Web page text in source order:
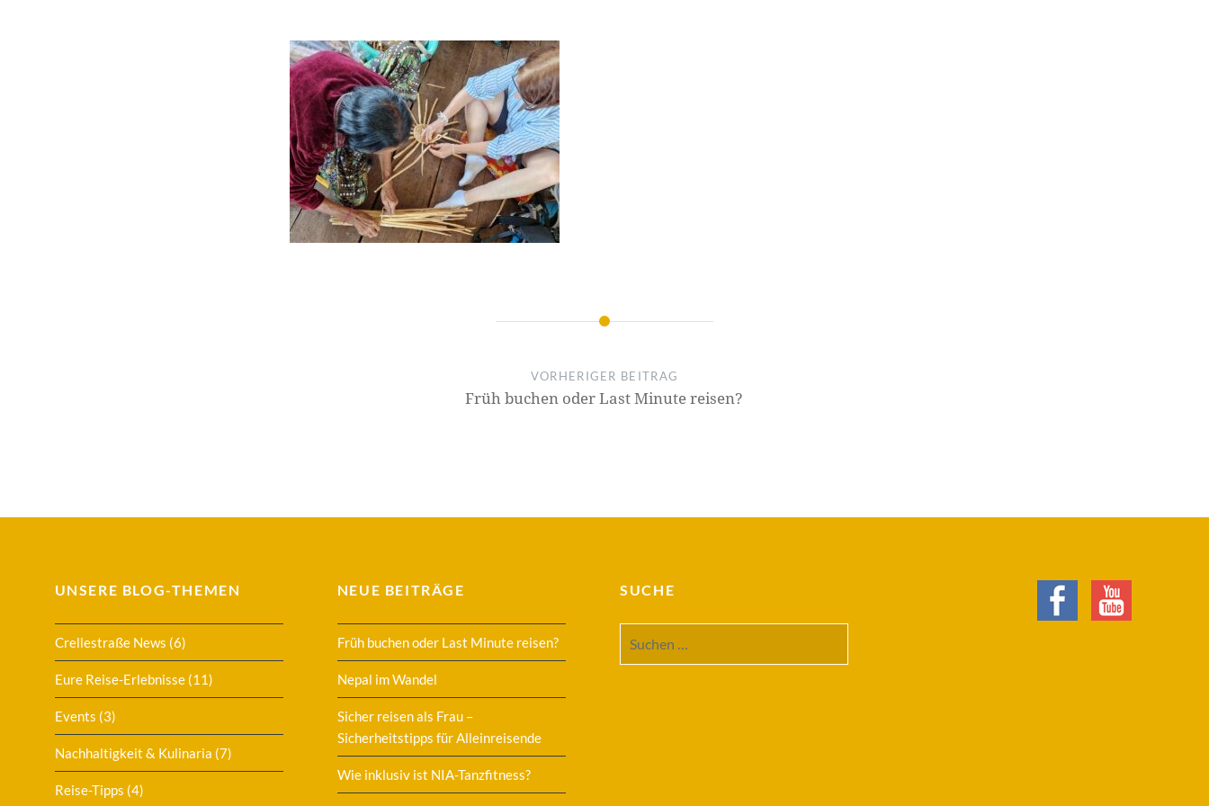
VORHERIGER BEITRAG
Früh buchen oder Last Minute reisen?
UNSERE BLOG-THEMEN
Crellestraße News (6)
Eure Reise-Erlebnisse(11)
Events (3)
Nachhaltigkeit & Kulinaria (7)
Reise-Tipps (4)
NEUE BEITRÄGE
Früh buchen oder Last Minute reisen?
Nepal im Wandel
Sicher reisen als Frau –
Sicherheitstipps für Alleinreisende
Wie inklusiv ist NIA-Tanzfitness?
SUCHE
nach: